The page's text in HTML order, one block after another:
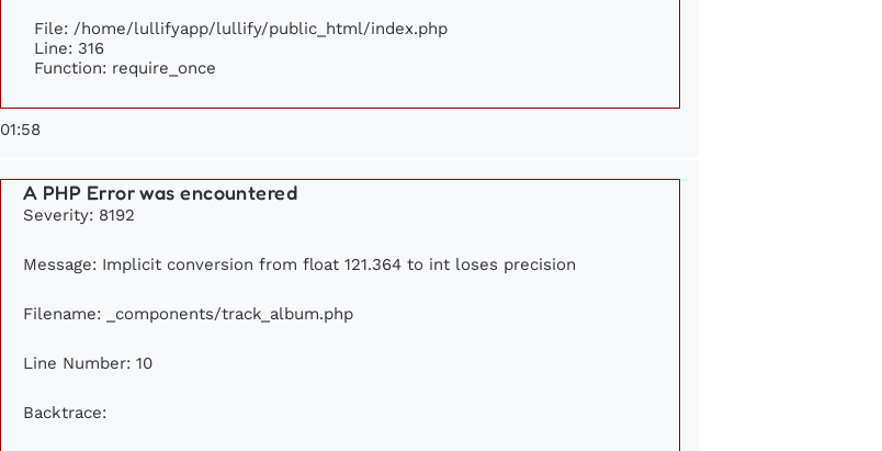
File: /home/lullifyapp/lullify/public_html/index.php
Line: 316
Function: require_once
01:58
A PHP Error was encountered
Severity: 8192
Message: Implicit conversion from float 121.364 to int loses precision
Filename: _components/track_album.php
Line Number: 10
Backtrace: